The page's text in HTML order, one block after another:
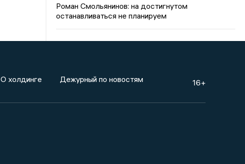
Роман Смольянинов: на достигнутом
останавливаться не планируем
О холдинге Дежурный по новостям 16+